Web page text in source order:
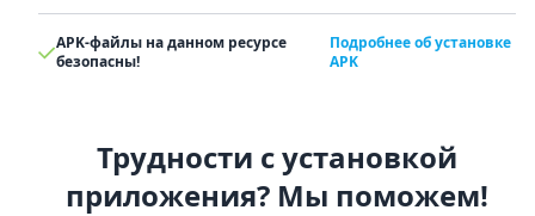
APK-файлы на данном ресурсе
безопасны!
Подробнее об установке
APK
Трудности с установкой
приложения? Мы поможем!